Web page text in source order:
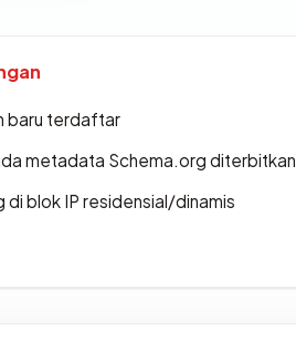
baru terdaftar
metadata Schema.org diterbitkan
di blok IP residensial/dinamis